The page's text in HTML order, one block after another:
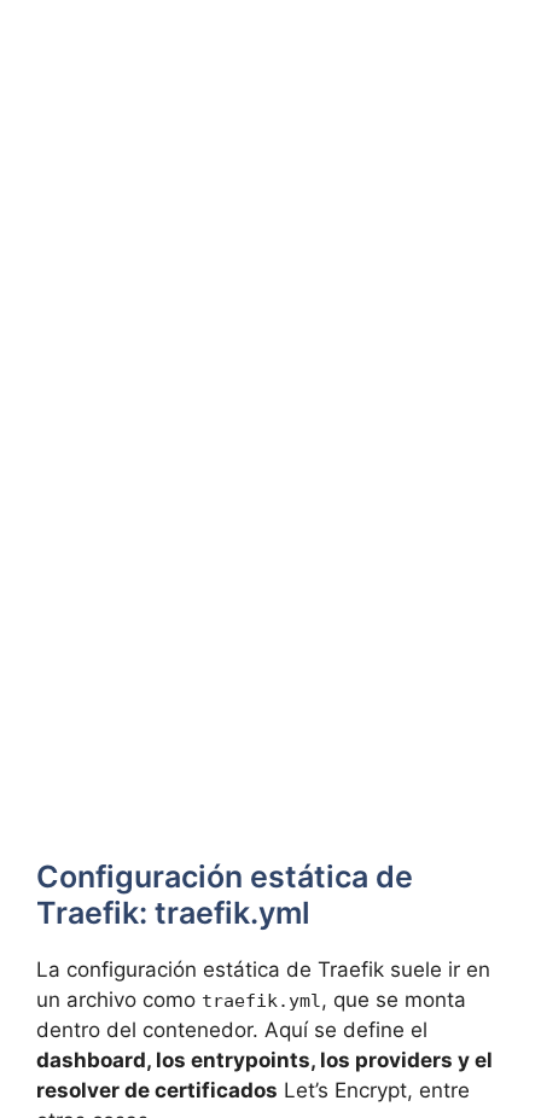
Configuración estática de
Traefik: traefik.yml
La configuración estática de Traefik suele ir en
un archivo como traefik.yml, que se monta
dentro del contenedor. Aquí se define el
dashboard, los entrypoints, los providers y el
resolver de certificados Let’s Encrypt, entre